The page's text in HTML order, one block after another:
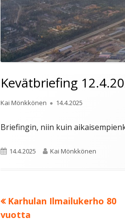
Kevätbriefing
Kirjoittaja
Kai Mönkkönen Julkaistu
14.4.2025
Briefingin, niin kuin
Julkaistu
14.4.2025 Kirjoittaja
Kai Mönkkönen
Artikkelien
Edellinen:
Karhulan Ilmailukerho 80
vuotta